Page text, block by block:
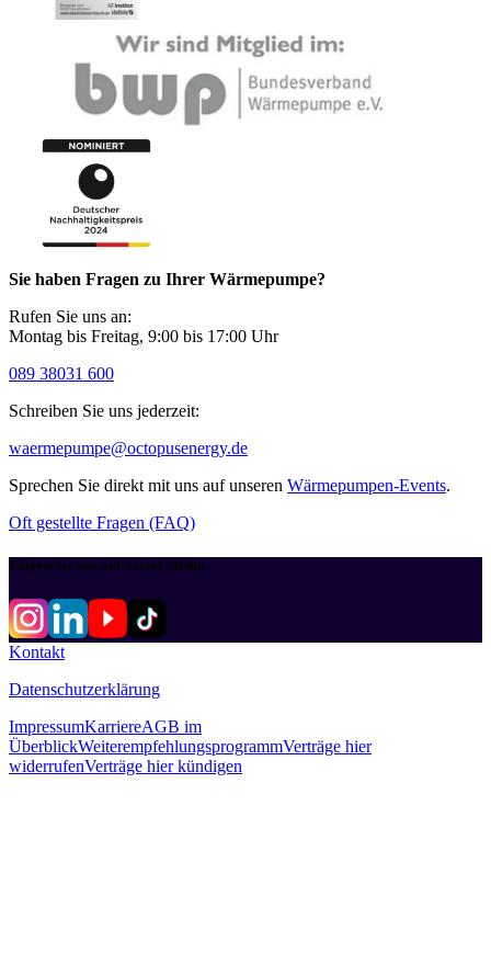
Sie haben Fragen zu Ihrer Wärmepumpe?
Rufen Sie uns an:
Montag bis Freitag, 9:00 bis 17:00 Uhr
089 38031 600
Schreiben Sie uns jederzeit:
waermepumpe@­octopusenergy.de
Sprechen Sie direkt mit uns auf unseren Wärmepumpen-Events.
Oft gestellte Fragen (FAQ)
Folgen Sie uns auf Social Media
Kontakt
Datenschutzerklärung
ImpressumKarriereAGB im
ÜberblickWeiterempfehlungsprogrammVerträge hier
widerrufenVerträge hier kündigen